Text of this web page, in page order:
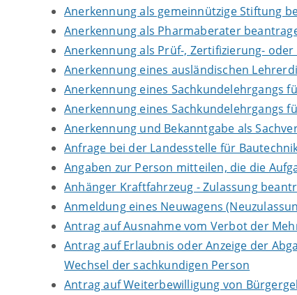
Anerkennung als gemeinnützige Stiftung
Anerkennung als Pharmaberater
Anerkennung als Prüf-, Zertifizierung-
Anerkennung eines ausländischen
Anerkennung eines Sachkundelehrgangs
Anerkennung eines Sachkundelehrgangs
Anerkennung und Bekanntgabe als
Anfrage bei der Landesstelle für
Angaben zur Person mitteilen, die die
Anhänger Kraftfahrzeug - Zulassung
Anmeldung eines Neuwagens
Antrag auf Ausnahme vom Verbot der
Antrag auf Erlaubnis oder Anzeige der
Wechsel der sachkundigen Person
Antrag auf Weiterbewilligung von